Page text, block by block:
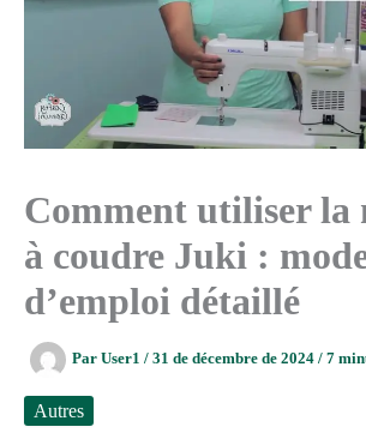
Comment utiliser la
à coudre Juki :
d’emploi détaillé
Par User1 / 31 de décembre de 2024 / 7
Autres